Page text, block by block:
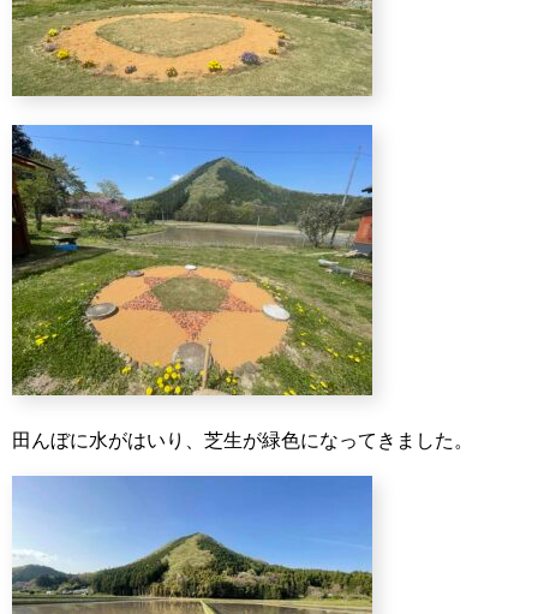
田んぼに水がはいり、芝生が緑色になってきました。